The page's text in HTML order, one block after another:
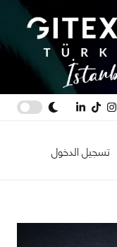
تسجيل الدخول